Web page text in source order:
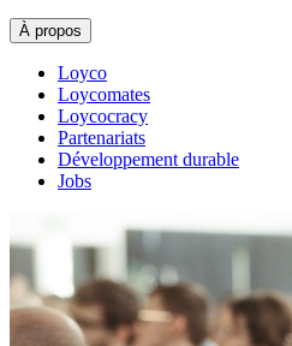
À propos
Loyco
Loycomates
Loycocracy
Partenariats
Développement durable
Jobs